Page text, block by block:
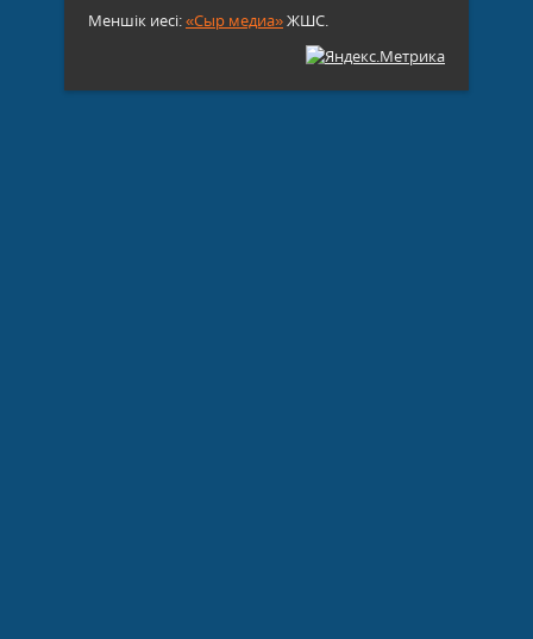
Меншік иесі:«Сыр медиа»ЖШС.